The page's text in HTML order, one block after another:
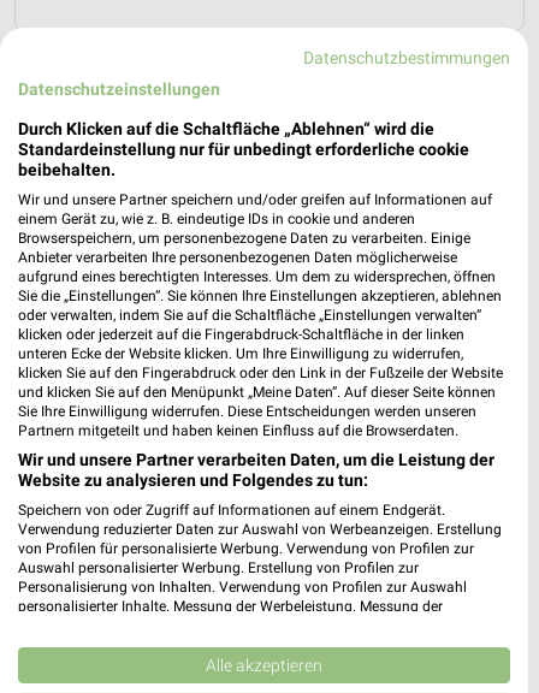
Nächste Filiale
EP:Sabo Hauzenberg
Im Tränental 8
Heute 08:30 - 12:00 Uhr | Geschlossen
430,37 km • Angebote: 2 Prospekte
Angebote-Kalender für ElectronicPartner
in Hauzenberg und Umgebung
Aug.
03Mo 04Di 05Mi 06Do
MEHR PROSPEKTE
Datenschutzbestimmungen
Datenschutzeinstellungen
Durch Klicken auf die Schaltfläche „Ablehnen“ wird die
Standardeinstellung nur für unbedingt erforderliche cookie
beibehalten.
Wir und unsere Partner speichern und/oder greifen auf Informationen auf
einem Gerät zu, wie z. B. eindeutige IDs in cookie und anderen
Browserspeichern, um personenbezogene Daten zu verarbeiten. Einige
Anbieter verarbeiten Ihre personenbezogenen Daten möglicherweise
aufgrund eines berechtigten Interesses. Um dem zu widersprechen, öffnen
Sie die „Einstellungen“. Sie können Ihre Einstellungen akzeptieren, ablehnen
oder verwalten, indem Sie auf die Schaltfläche „Einstellungen verwalten“
klicken oder jederzeit auf die Fingerabdruck-Schaltfläche in der linken
unteren Ecke der Website klicken. Um Ihre Einwilligung zu widerrufen,
klicken Sie auf den Fingerabdruck oder den Link in der Fußzeile der Website
und klicken Sie auf den Menüpunkt „Meine Daten“. Auf dieser Seite können
Sie Ihre Einwilligung widerrufen. Diese Entscheidungen werden unseren
Partnern mitgeteilt und haben keinen Einfluss auf die Browserdaten.
Wir und unsere Partner verarbeiten Daten, um die Leistung der
Website zu analysieren und Folgendes zu tun:
Speichern von oder Zugriff auf Informationen auf einem Endgerät.
Verwendung reduzierter Daten zur Auswahl von Werbeanzeigen. Erstellung
von Profilen für personalisierte Werbung. Verwendung von Profilen zur
Auswahl personalisierter Werbung. Erstellung von Profilen zur
Personalisierung von Inhalten. Verwendung von Profilen zur Auswahl
personalisierter Inhalte. Messung der Werbeleistung. Messung der
Kombinationen von Daten aus verschiedenen Quellen. Entwicklung und
Verbesserung der Angebote. Verwendung reduzierter Daten zur Auswahl
von Inhalten.
Alle akzeptieren